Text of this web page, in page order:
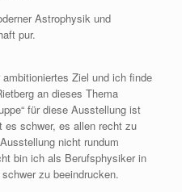
Astrophysik und
pur.
Ziel und ich finde
an dieses Thema
für diese Ausstellung ist
schwer, es allen recht zu
nicht rundum
bin ich als Berufsphysiker in
zu beeindrucken.